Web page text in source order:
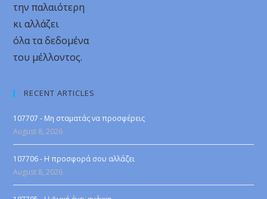
την παλαιότερη
κι αλλάζει
όλα τα δεδομένα
του μέλλοντος.
RECENT ARTICLES
107707 - Μη σταματάς να προσφέρεις
August 8, 2026
107706 - Η προσφορά σου αλλάζει
August 8, 2026